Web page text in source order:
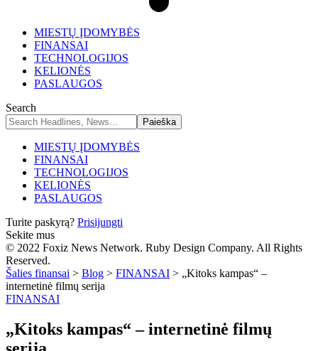
MIESTŲ ĮDOMYBĖS
FINANSAI
TECHNOLOGIJOS
KELIONĖS
PASLAUGOS
Search
MIESTŲ ĮDOMYBĖS
FINANSAI
TECHNOLOGIJOS
KELIONĖS
PASLAUGOS
Turite paskyrą? Prisijungti
Sekite mus
© 2022 Foxiz News Network. Ruby Design Company. All Rights
Reserved.
Šalies finansai > Blog > FINANSAI > „Kitoks kampas“ –
internetinė filmų serija
FINANSAI
„Kitoks kampas“ – internetinė filmų